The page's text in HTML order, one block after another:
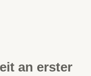
an erster